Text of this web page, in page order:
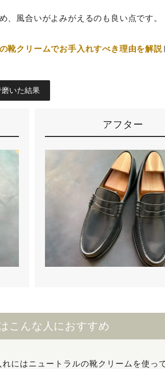
、風合いがよみがえるのも良い点です。
靴クリームでお手入れすべき理由を解説
いた結果
アフター
こんな人におすすめ
にはニュートラルの靴クリームを使っ